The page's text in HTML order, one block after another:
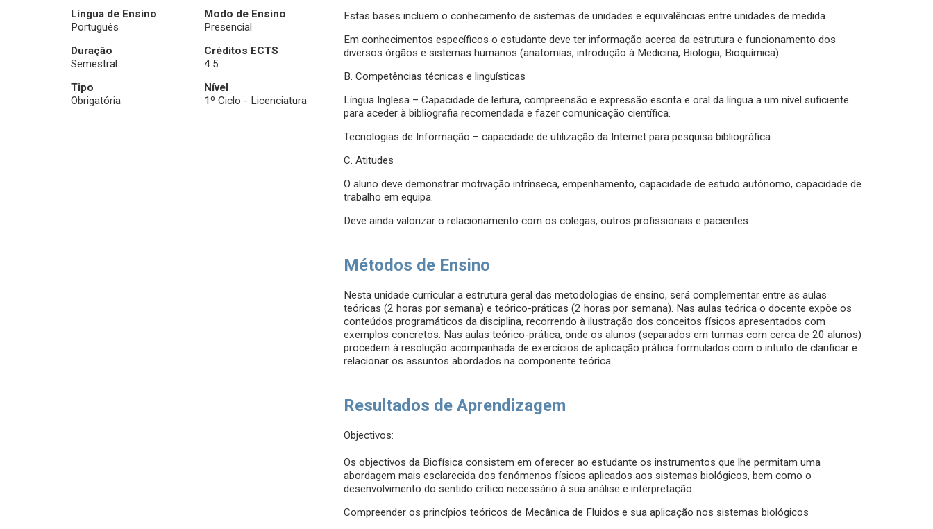
Língua de Ensino
Português
Modo de Ensino
Presencial
Duração
Semestral
Créditos ECTS
4.5
Tipo
Obrigatória
Nível
1º Ciclo - Licenciatura
Estas bases incluem o conhecimento de sistemas de unidades e equivalências entre unidades de medida.
Em conhecimentos específicos o estudante deve ter informação acerca da estrutura e funcionamento dos
diversos órgãos e sistemas humanos (anatomias, introdução à Medicina, Biologia, Bioquímica).
B. Competências técnicas e linguísticas
Língua Inglesa – Capacidade de leitura, compreensão e expressão escrita e oral da língua a um nível suficiente
para aceder à bibliografia recomendada e fazer comunicação científica.
Tecnologias de Informação – capacidade de utilização da Internet para pesquisa bibliográfica.
C. Atitudes
O aluno deve demonstrar motivação intrínseca, empenhamento, capacidade de estudo autónomo, capacidade de
trabalho em equipa.
Deve ainda valorizar o relacionamento com os colegas, outros profissionais e pacientes.
Métodos de Ensino
Nesta unidade curricular a estrutura geral das metodologias de ensino, será complementar entre as aulas
teóricas (2 horas por semana) e teórico-práticas (2 horas por semana). Nas aulas teórica o docente expõe os
conteúdos programáticos da disciplina, recorrendo à ilustração dos conceitos físicos apresentados com
exemplos concretos. Nas aulas teórico-prática, onde os alunos (separados em turmas com cerca de 20 alunos)
procedem à resolução acompanhada de exercícios de aplicação prática formulados com o intuito de clarificar e
relacionar os assuntos abordados na componente teórica.
Resultados de Aprendizagem
Objectivos:
Os objectivos da Biofísica consistem em oferecer ao estudante os instrumentos que lhe permitam uma
abordagem mais esclarecida dos fenómenos físicos aplicados aos sistemas biológicos, bem como o
desenvolvimento do sentido crítico necessário à sua análise e interpretação.
Compreender os princípios teóricos de Mecânica de Fluidos e sua aplicação nos sistemas biológicos